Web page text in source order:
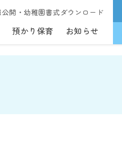
公開・幼稚園書式ダウンロード
預かり保育 お知らせ